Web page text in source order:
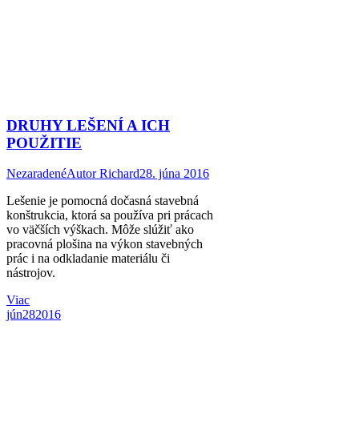
DRUHY LEŠENÍ A ICH
POUŽITIE
NezaradenéAutorRichard28. júna 2016
Lešenie je pomocná dočasná stavebná
konštrukcia, ktorá sa používa pri prácach
vo väčších výškach. Môže slúžiť ako
pracovná plošina na výkon stavebných
prác i na odkladanie materiálu či
nástrojov.
Viac
jún282016